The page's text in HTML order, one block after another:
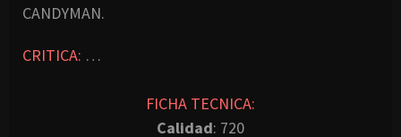
CANDYMAN.
CRITICA: …
FICHA TECNICA:
Calidad: 720